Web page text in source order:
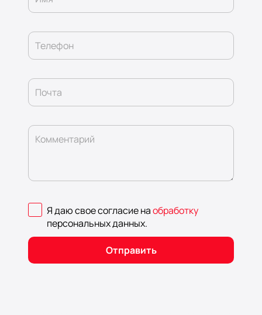
Телефон
Почта
Комментарий
Я даю свое согласие наобработку
персональных данных.
Отправить